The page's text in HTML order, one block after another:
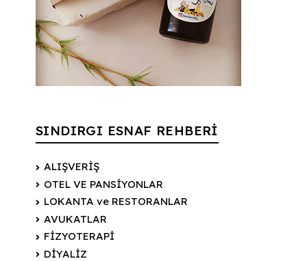
SINDIRGI ESNAF REHBERİ
ALIŞVERİŞ
OTEL VE PANSİYONLAR
LOKANTA ve RESTORANLAR
AVUKATLAR
FİZYOTERAPİ
DİYALİZ